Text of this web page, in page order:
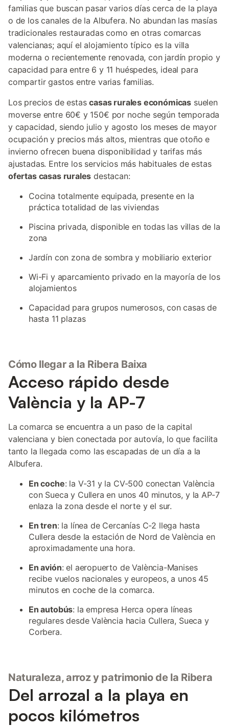
familias que buscan pasar varios días cerca de la playa
o de los canales de la Albufera. No abundan las masías
tradicionales restauradas como en otras comarcas
valencianas; aquí el alojamiento típico es la villa
moderna o recientemente renovada, con jardín propio y
capacidad para entre 6 y 11 huéspedes, ideal para
compartir gastos entre varias familias.
Los precios de estascasas rurales económicas suelen
moverse entre 60€ y 150€ por noche según temporada
y capacidad, siendo julio y agosto los meses de mayor
ocupación y precios más altos, mientras que otoño e
invierno ofrecen buena disponibilidad y tarifas más
ajustadas. Entre los servicios más habituales de estas
ofertas casas rurales destacan:
Cocina totalmente equipada, presente en la
práctica totalidad de las viviendas
Piscina privada, disponible en todas las villas de la
zona
Jardín con zona de sombra y mobiliario exterior
Wi-Fi y aparcamiento privado en la mayoría de los
alojamientos
Capacidad para grupos numerosos, con casas de
hasta 11 plazas
Cómo llegar a la Ribera Baixa
Acceso rápido desde
València y la AP-7
La comarca se encuentra a un paso de la capital
valenciana y bien conectada por autovía, lo que facilita
tanto la llegada como las escapadas de un día a la
Albufera.
En coche: la V-31 y la CV-500 conectan València
con Sueca y Cullera en unos 40 minutos, y la AP-7
enlaza la zona desde el norte y el sur.
En tren: la línea de Cercanías C-2 llega hasta
Cullera desde la estación de Nord de València en
aproximadamente una hora.
En avión: el aeropuerto de València-Manises
recibe vuelos nacionales y europeos, a unos 45
minutos en coche de la comarca.
En autobús: la empresa Herca opera líneas
regulares desde València hacia Cullera, Sueca y
Corbera.
Naturaleza, arroz y patrimonio de la Ribera
Del arrozal a la playa en
pocos kilómetros